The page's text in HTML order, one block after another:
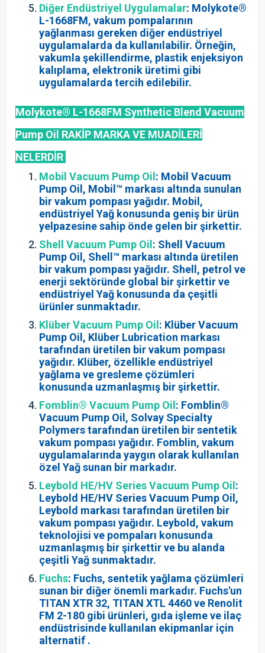
Diğer Endüstriyel Uygulamalar: Molykote®
L-1668FM, vakum pompalarının
yağlanması gereken diğer endüstriyel
uygulamalarda da kullanılabilir. Örneğin,
vakumla şekillendirme, plastik enjeksiyon
kalıplama, elektronik üretimi gibi
uygulamalarda tercih edilebilir.
Molykote® L-1668FM Synthetic Blend Vacuum
Pump Oil RAKİP MARKA VE MUADİLERİ
NELERDİR
Mobil Vacuum Pump Oil : Mobil Vacuum
Pump Oil, Mobil™ markası altında sunulan
bir vakum pompası yağıdır. Mobil,
endüstriyel Yağ konusunda geniş bir ürün
yelpazesine sahip önde gelen bir şirkettir.
Shell Vacuum Pump Oil : Shell Vacuum
Pump Oil, Shell™ markası altında üretilen
bir vakum pompası yağıdır. Shell, petrol ve
enerji sektöründe global bir şirkettir ve
endüstriyel Yağ konusunda da çeşitli
ürünler sunmaktadır.
Klüber Vacuum Pump Oil : Klüber Vacuum
Pump Oil, Klüber Lubrication markası
tarafından üretilen bir vakum pompası
yağıdır. Klüber, özellikle endüstriyel
yağlama ve gresleme çözümleri
konusunda uzmanlaşmış bir şirkettir.
Fomblin® Vacuum Pump Oil : Fomblin®
Vacuum Pump Oil, Solvay Specialty
Polymers tarafından üretilen bir sentetik
vakum pompası yağıdır. Fomblin, vakum
uygulamalarında yaygın olarak kullanılan
özel Yağ sunan bir markadır.
Leybold HE/HV Series Vacuum Pump Oil :
Leybold HE/HV Series Vacuum Pump Oil,
Leybold markası tarafından üretilen bir
vakum pompası yağıdır. Leybold, vakum
teknolojisi ve pompaları konusunda
uzmanlaşmış bir şirkettir ve bu alanda
çeşitli Yağ sunmaktadır.
Fuchs: Fuchs, sentetik yağlama çözümleri
sunan bir diğer önemli markadır. Fuchs'un
TITAN XTR 32, TITAN XTL 4460 ve Renolit
FM 2-180 gibi ürünleri, gıda işleme ve ilaç
endüstrisinde kullanılan ekipmanlar için
alternatif .